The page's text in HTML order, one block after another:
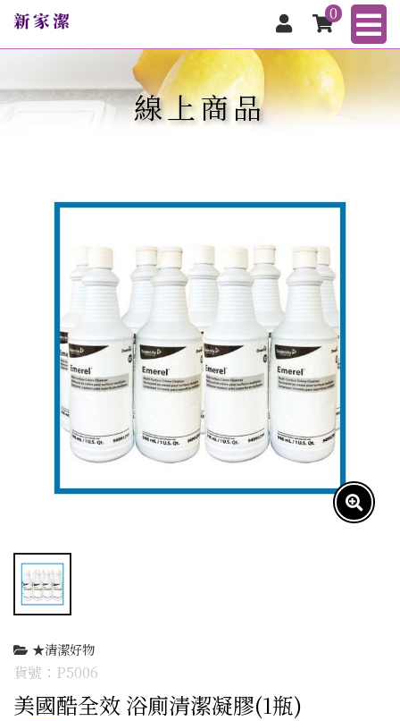
0
線上商品
★清潔好物
P5006
美國酷全效 浴廁清潔凝膠(1瓶)